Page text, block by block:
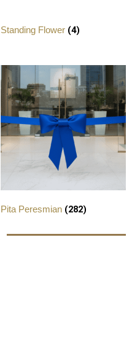
Standing Flower (4)
Pita Peresmian (282)